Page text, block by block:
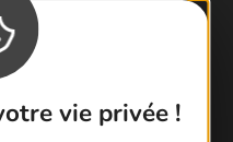
vie privée !
nous !
Topoguides